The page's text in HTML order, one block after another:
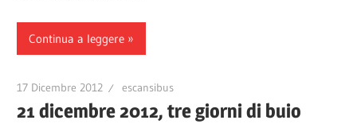
Continua a leggere
17 Dicembre 2012 escansibus
21 dicembre 2012, tre giorni di buio